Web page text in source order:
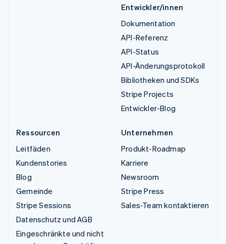
Entwickler/innen
Dokumentation
API-Referenz
API-Status
API-Änderungsprotokoll
Bibliotheken und SDKs
Stripe Projects
Entwickler-Blog
Ressourcen
Leitfäden
Kundenstories
Blog
Gemeinde
Stripe Sessions
Datenschutz und AGB
Eingeschränkte und nicht
Unternehmen
Produkt-Roadmap
Karriere
Newsroom
Stripe Press
Sales-Team kontaktieren